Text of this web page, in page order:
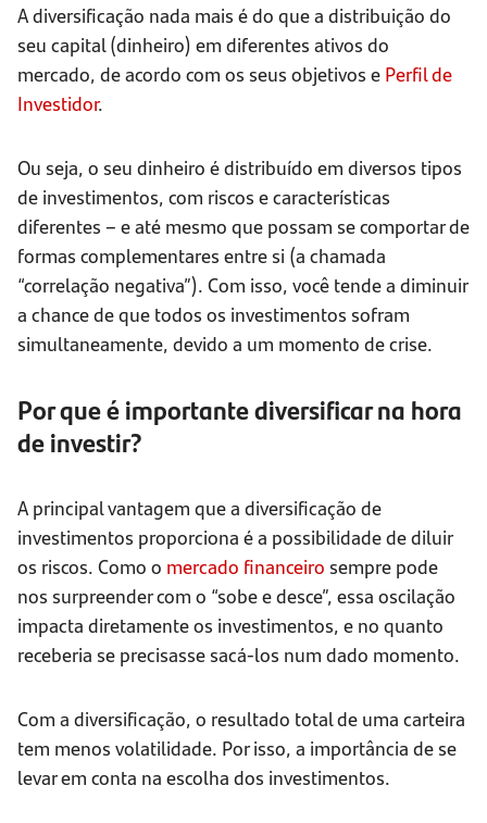
A diversificação nada mais é do que a distribuição do
seu capital (dinheiro) em diferentes ativos do
mercado, de acordo com os seus objetivos e Perfil de
Investidor.
Ou seja, o seu dinheiro é distribuído em diversos tipos
de investimentos, com riscos e características
diferentes – e até mesmo que possam se comportar de
formas complementares entre si (a chamada
“correlação negativa”). Com isso, você tende a diminuir
a chance de que todos os investimentos sofram
simultaneamente, devido a um momento de crise.
Por que é importante diversificar na hora
de investir?
A principal vantagem que a diversificação de
investimentos proporciona é a possibilidade de diluir
os riscos. Como o mercado financeiro sempre pode
nos surpreender com o “sobe e desce”, essa oscilação
impacta diretamente os investimentos, e no quanto
receberia se precisasse sacá-los num dado momento.
Com a diversificação, o resultado total de uma carteira
tem menos volatilidade. Por isso, a importância de se
levar em conta na escolha dos investimentos.